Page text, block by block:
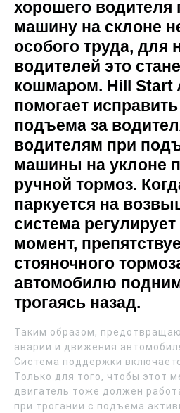
хорошего водителя
машину на склоне
особого труда, для
водителей это
кошмаром. Hill Start
помогает
подъема за
водителям при
машины на уклоне
ручной тормоз.
паркуется на
система
момент,
стояночного
автомобилю
трогаясь назад.
Таким образом,
аварии и движения
Система поддержки
Только для того, чтобы этот
двигатель тоже должен
при трогании с подъема